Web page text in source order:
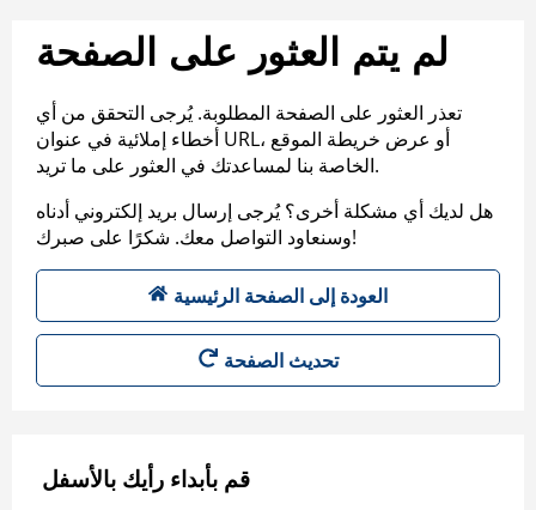
لم يتم العثور على الصفحة
تعذر العثور على الصفحة المطلوبة. يُرجى التحقق من أي
أخطاء إملائية في عنوان URL، أو عرض خريطة الموقع
الخاصة بنا لمساعدتك في العثور على ما تريد.
هل لديك أي مشكلة أخرى؟ يُرجى إرسال بريد إلكتروني أدناه
وسنعاود التواصل معك. شكرًا على صبرك!
العودة إلى الصفحة الرئيسية
تحديث الصفحة
قم بأبداء رأيك بالأسفل